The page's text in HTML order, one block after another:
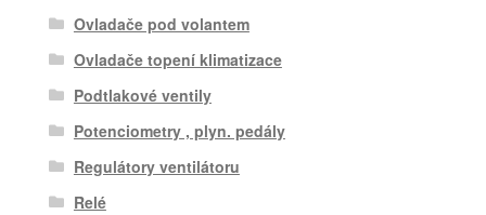
Ovladače pod volantem
Ovladače topení klimatizace
Podtlakové ventily
Potenciometry , plyn. pedály
Regulátory ventilátoru
Relé